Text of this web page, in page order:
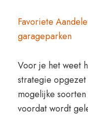
Favoriete
garageparken
Voor je het weet
strategie
mogelijke
voordat wordt